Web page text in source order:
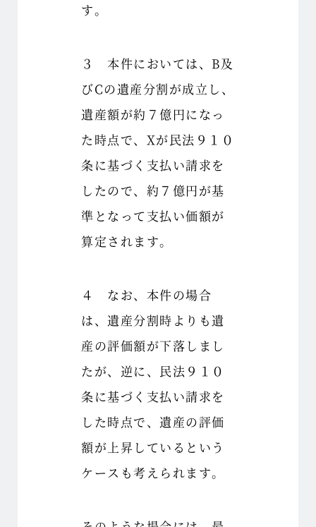
す。
３ 本件においては、B及
びCの遺産分割が成立し、
遺産額が約７億円になっ
た時点で、Xが民法９１０
条に基づく支払い請求を
したので、約７億円が基
準となって支払い価額が
算定されます。
４ なお、本件の場合
は、遺産分割時よりも遺
産の評価額が下落しまし
たが、逆に、民法９１０
条に基づく支払い請求を
した時点で、遺産の評価
額が上昇しているという
ケースも考えられます。